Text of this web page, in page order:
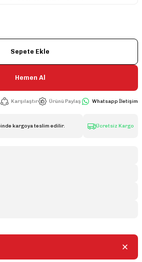
Sepete Ekle
Hemen Al
Karşılaştır Ürünü Paylaş Whatsapp İletişim
kargoya teslim edilir. Ücretsiz Kargo